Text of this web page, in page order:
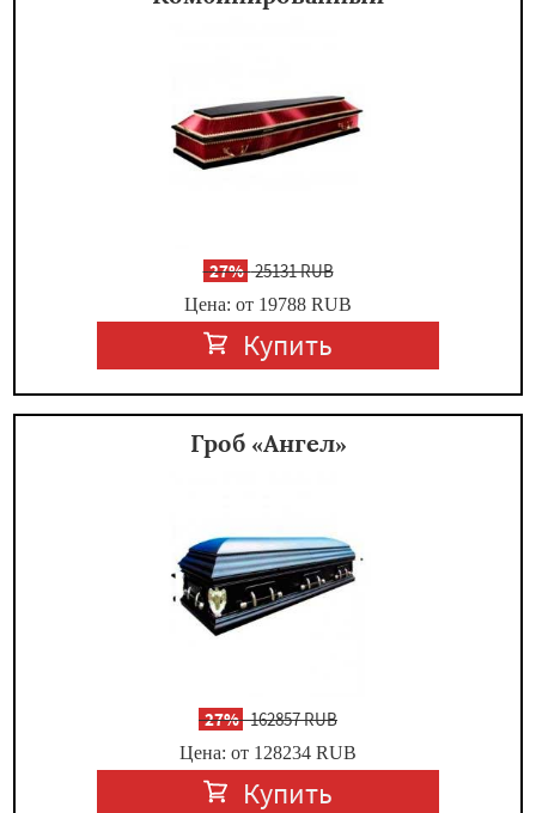
-27%25131 RUB
Цена: от 19788 RUB
Купить
Гроб «Ангел»
-27%162857 RUB
Цена: от 128234 RUB
Купить